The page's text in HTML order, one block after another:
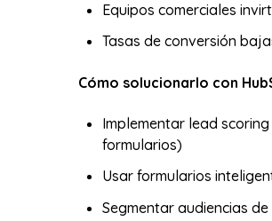
Equipos comerciales
Tasas de conversión
Cómo solucionarlo con
Implementar lead
formularios)
Usar formularios
Segmentar audiencias